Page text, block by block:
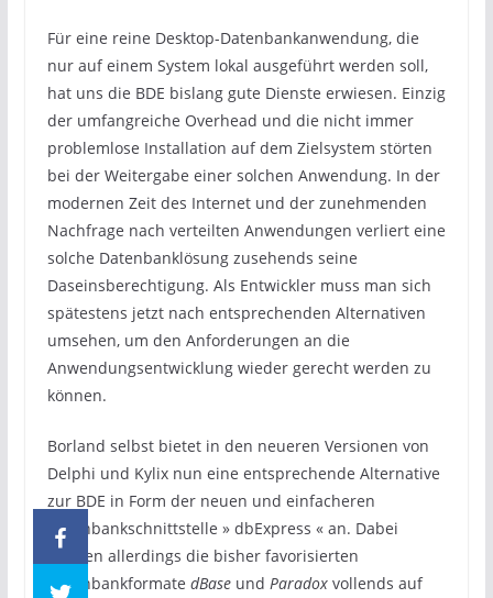
Für eine reine Desktop-Datenbankanwendung, die
nur auf einem System lokal ausgeführt werden soll,
hat uns die BDE bislang gute Dienste erwiesen. Einzig
der umfangreiche Overhead und die nicht immer
problemlose Installation auf dem Zielsystem störten
bei der Weitergabe einer solchen Anwendung. In der
modernen Zeit des Internet und der zunehmenden
Nachfrage nach verteilten Anwendungen verliert eine
solche Datenbanklösung zusehends seine
Daseinsberechtigung. Als Entwickler muss man sich
spätestens jetzt nach entsprechenden Alternativen
umsehen, um den Anforderungen an die
Anwendungsentwicklung wieder gerecht werden zu
können.
Borland selbst bietet in den neueren Versionen von
Delphi und Kylix nun eine entsprechende Alternative
zur BDE in Form der neuen und einfacheren
Datenbankschnittstelle » dbExpress « an. Dabei
bleiben allerdings die bisher favorisierten
Datenbankformate dBaseund Paradoxvollends auf